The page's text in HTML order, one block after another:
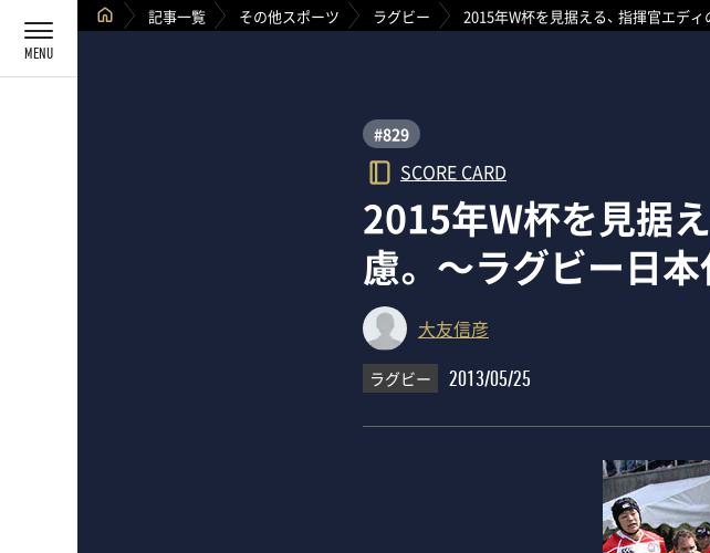
記事一覧 その他スポーツ ラグビー 2015年W杯を見据える、 指揮官エデ
#829
SCORE CARD
2015年W杯を見据
慮。 ～ラグビー日
大友信彦
ラグビー 2013/05/25